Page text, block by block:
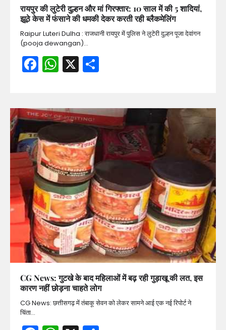
रायपुर की लुटेरी दुल्हन और मां गिरफ्तार: 10 साल में की 5 शादियां,
झूठे केस में फंसाने की धमकी देकर करती रही ब्लैकमेलिंग
Raipur Luteri Dulha : राजधानी रायपुर में पुलिस ने लुटेरी दुल्हन पूजा देवांगन
(pooja dewangan)…
Facebook
WhatsApp
X
CG News: गुटखे के बाद महिलाओं में बढ़ रही गुड़ाखू की लत, इस
कारण नहीं छोड़ना चाहते लोग
CG News: छत्तीसगढ़ में तंबाकू सेवन को लेकर सामने आई एक नई रिपोर्ट ने
चिंता…